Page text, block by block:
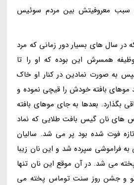
سبب معروفیتش بین مردم سوئیس
در سال های بسیار دور زمانی که مرد
همسرش این بوده که او را تا
به صورت نمادین در کنار او خاک
موهای بافته خودش را قیچی نموده و
بگذارد. بعدها به جای موهای بافته
های نان گیس بافت طلایی که نماد
فوت شده بود پر می شد. سالیان
فراموشی سپرده شد و این نان زیبا
می شد. در آن موقع این نان تنها
و جشن روز سنت توماس پخته می